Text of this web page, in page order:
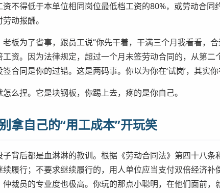
不得低于本单位相同岗位最低档工资的80%，或劳动合同
动报酬。
板为了省事，跟员工说“你先干着，干满三个月我看看，
资。因为法律规定，超过一个月未签劳动合同的，从第
合同是你的过错。这是两码事。你以为你在‘试岗’，其实
么捏。它是块钢板，你踢上去，疼的是你自己。
拿自己的“用工成本”开玩笑
背后都是血淋淋的教训。根据《劳动合同法》第四十八
履行；不要求继续履行的，用人单位应当支付双倍经济
裁员的专业度也极高。你玩的那点小聪明，在他们面前